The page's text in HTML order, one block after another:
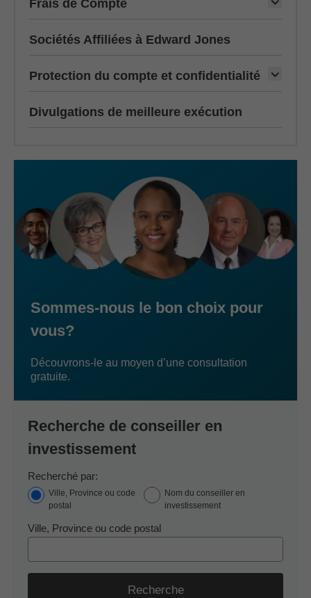
Frais de Compte
Sociétés Affiliées à Edward Jones
Protection du compte et confidentialité
Divulgations de meilleure exécution
Sommes-nous le bon choix pour
vous?
Découvrons-le au moyen d’une consultation
gratuite.
Recherche de conseiller en
investissement
Recherché par:
Ville, Province ou code
postal
Nom du conseiller en
investissement
Ville, Province ou code postal
Recherche